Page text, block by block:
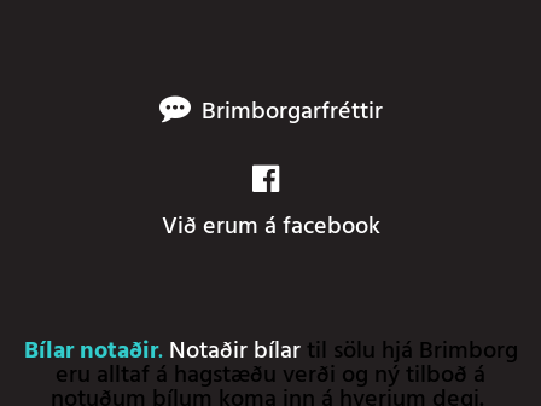
Brimborgarfréttir
Við erum á facebook
Bílar notaðir. Notaðir bílartil sölu hjá Brimborg
eru alltaf á hagstæðu verði og ný tilboð á